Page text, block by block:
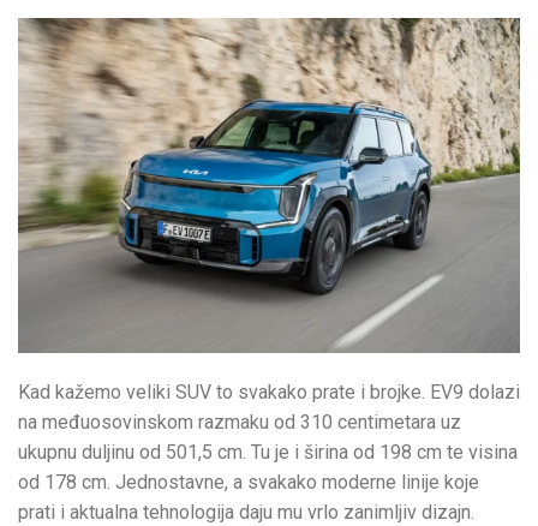
Kad kažemo veliki SUV to svakako prate i brojke. EV9 dolazi
na međuosovinskom razmaku od 310 centimetara uz
ukupnu duljinu od 501,5 cm. Tu je i širina od 198 cm te visina
od 178 cm. Jednostavne, a svakako moderne linije koje
prati i aktualna tehnologija daju mu vrlo zanimljiv dizajn.